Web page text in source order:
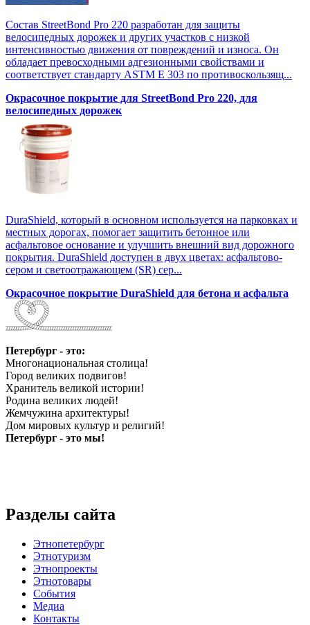
Состав StreetBond Pro 220 разработан для защиты
велосипедных дорожек и других участков с низкой
интенсивностью движения от повреждений и износа. Он
обладает превосходными адгезионными свойствами и
соответствует стандарту ASTM E 303 по противоскользящ...
Окрасочное покрытие для StreetBond Pro 220, для
велосипедных дорожек
DuraShield, который в основном используется на парковках и
местных дорогах, помогает защитить бетонное или
асфальтовое основание и улучшить внешний вид дорожного
покрытия. DuraShield доступен в двух цветах: асфальтово-
сером и светоотражающем (SR) сер...
Окрасочное покрытие DuraShield для бетона и асфальта
Петербург - это:
Многонациональная столица!
Город великих подвигов!
Хранитель великой истории!
Родина великих людей!
Жемчужина архитектуры!
Дом мировых культур и религий!
Петербург - это мы!
Разделы сайта
Этнопетербург
Этнотуризм
Этнопроекты
Этнотовары
События
Медиа
Контакты